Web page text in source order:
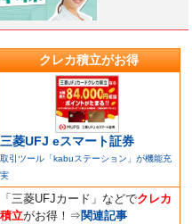
クレカ積立がお得
三菱UFJ eスマート証券
取引ツール「kabuステーション」が機能充
実
「三菱UFJカード」などでクレカ
積立がお得！ ⇒ 関連記事